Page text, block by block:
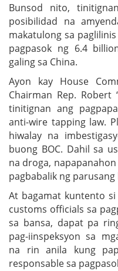
Bunsod nito,
posibilidad na
makatulong sa
pagpasok ng 6.4
galing sa China.
Ayon kay House
Chairman Rep. Robert
tinitignan ang
anti-wire tapping law.
hiwalay na
buong BOC. Dahil sa
na droga,
pagbabalik ng parusang
At bagamat kuntento
customs officials sa
sa bansa, dapat pa
pag-iinspeksyon sa
na rin anila kung
responsable sa